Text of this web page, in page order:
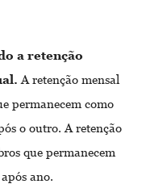
a retenção
. A retenção mensal
permanecem como
o outro. A retenção
que permanecem
ano.